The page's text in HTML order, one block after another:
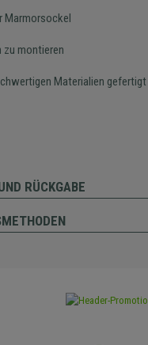
Marmorsockel
zu montieren
Materialien gefertigt
RÜCKGABE